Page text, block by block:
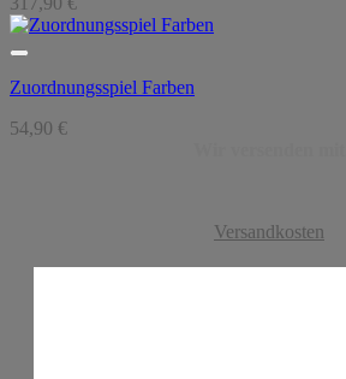
Zuordnungsspiel Farben
54,90 €
Versandkosten